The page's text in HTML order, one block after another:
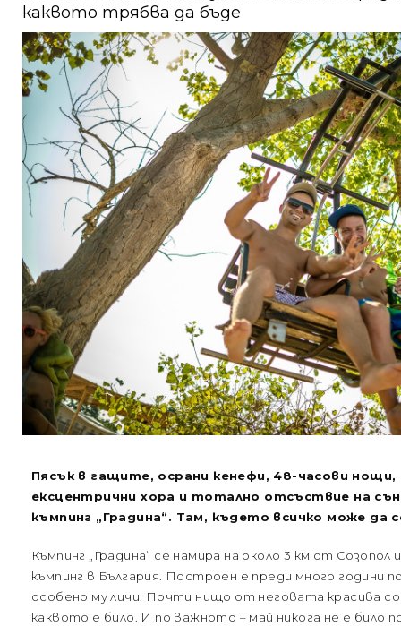
каквото трябва да бъде
Пясък в гащите, осрани кенефи, 48-часови нощи,
ексцентрични хора и тотално отсъствие на
къмпинг „Градина“. Там, където всичко може да
Къмпинг „Градина“ се намира на около 3 км от
къмпинг в България. Построен е преди много години
особено му личи. Почти нищо от неговата красива
каквото е било. И по важното – май никога не е било